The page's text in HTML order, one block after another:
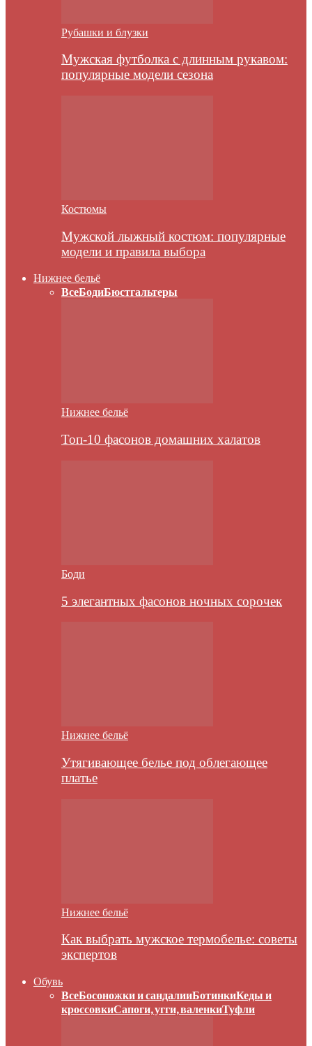
Рубашки и блузки
Мужская футболка с длинным рукавом:
популярные модели сезона
Костюмы
Мужской лыжный костюм: популярные
модели и правила выбора
Нижнее бельё
ВсеБодиБюстгальтеры
Нижнее бельё
Топ-10 фасонов домашних халатов
Боди
5 элегантных фасонов ночных сорочек
Нижнее бельё
Утягивающее белье под облегающее
платье
Нижнее бельё
Как выбрать мужское термобелье: советы
экспертов
Обувь
ВсеБосоножки и сандалииБотинкиКеды и
кроссовкиСапоги, угги, валенкиТуфли